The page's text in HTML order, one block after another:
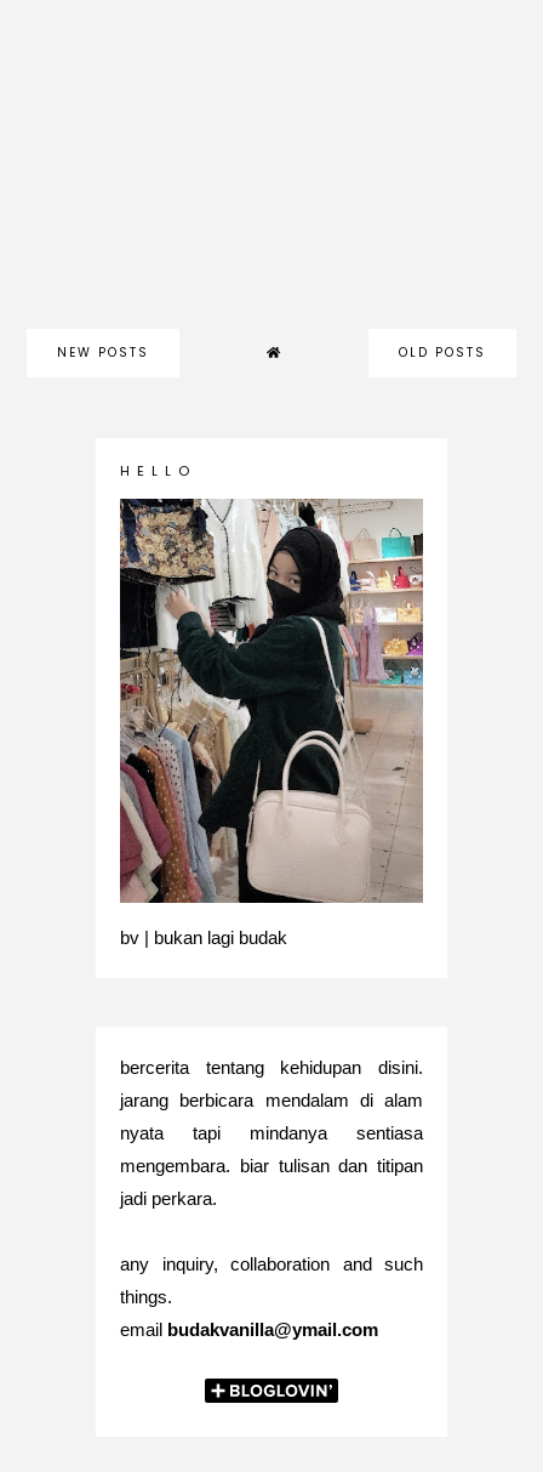
NEW POSTS OLD POSTS
H E L L O
bv | bukan lagi budak
bercerita tentang kehidupan disini.
jarang berbicara mendalam di alam
nyata tapi mindanya sentiasa
mengembara. biar tulisan dan titipan
jadi perkara.
any inquiry, collaboration and such
things.
email budakvanilla@ymail.com